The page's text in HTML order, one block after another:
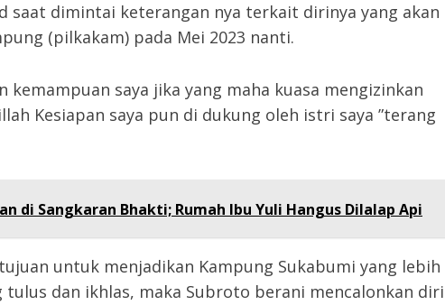
saat dimintai keterangan nya terkait dirinya yang akan
(pilkakam) pada Mei 2023 nanti.
kemampuan saya jika yang maha kuasa mengizinkan
Kesiapan saya pun di dukung oleh istri saya ”terang
di Sangkaran Bhakti; Rumah Ibu Yuli Hangus Dilalap Api
untuk menjadikan Kampung Sukabumi yang lebih
dan ikhlas, maka Subroto berani mencalonkan diri